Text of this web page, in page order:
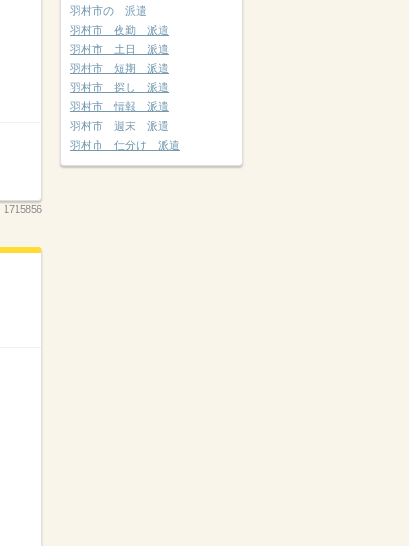
1715856
羽村市の 派遣
羽村市 夜勤 派遣
羽村市 土日 派遣
羽村市 短期 派遣
羽村市 探し 派遣
羽村市 情報 派遣
羽村市 週末 派遣
羽村市 仕分け 派遣